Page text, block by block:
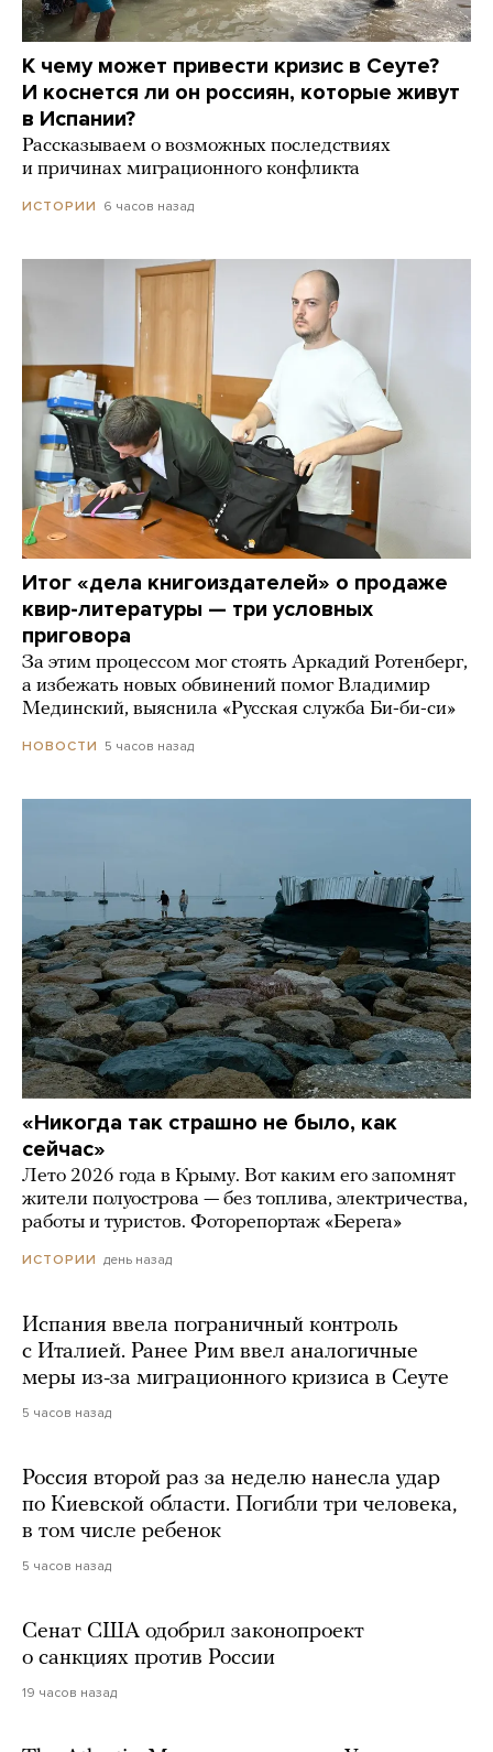
К чему может привести кризис в Сеуте?
И коснется ли он россиян, которые живут
в Испании?
Рассказываем о возможных последствиях
и причинах миграционного конфликта
ИСТОРИИ 6 часов назад
Итог «дела книгоиздателей» о продаже
квир-литературы — три условных
приговора
За этим процессом мог стоять Аркадий Ротенберг,
а избежать новых обвинений помог Владимир
Мединский, выяснила «Русская служба Би-би-си»
НОВОСТИ 5 часов назад
«Никогда так страшно не было, как
сейчас»
Лето 2026 года в Крыму. Вот каким его запомнят
жители полуострова — без топлива, электричества,
работы и туристов. Фоторепортаж «Берега»
ИСТОРИИ день назад
Испания ввела пограничный контроль
с Италией. Ранее Рим ввел аналогичные
меры из-за миграционного кризиса в Сеуте
5 часов назад
Россия второй раз за неделю нанесла удар
по Киевской области. Погибли три человека,
в том числе ребенок
5 часов назад
Сенат США одобрил законопроект
о санкциях против России
19 часов назад